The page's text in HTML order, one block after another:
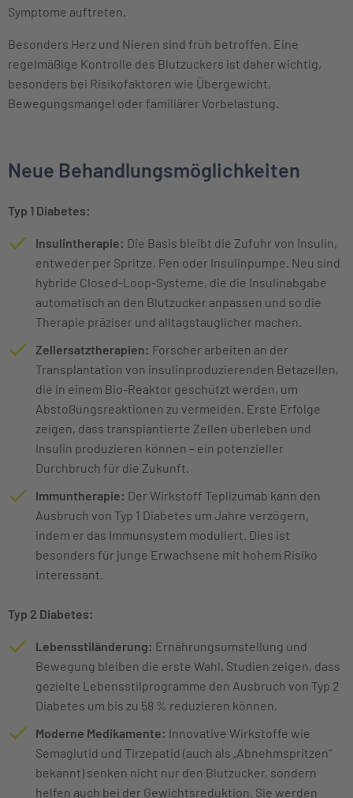
Symptome auftreten.
Besonders Herz und Nieren sind früh betroffen. Eine
regelmäßige Kontrolle des Blutzuckers ist daher wichtig,
besonders bei Risikofaktoren wie Übergewicht,
Bewegungsmangel oder familiärer Vorbelastung.
Neue Behandlungsmöglichkeiten
Typ 1 Diabetes:
Insulintherapie: Die Basis bleibt die Zufuhr von Insulin,
entweder per Spritze, Pen oder Insulinpumpe. Neu sind
hybride Closed-Loop-Systeme, die die Insulinabgabe
automatisch an den Blutzucker anpassen und so die
Therapie präziser und alltagstauglicher machen.
Zellersatztherapien: Forscher arbeiten an der
Transplantation von insulinproduzierenden Betazellen,
die in einem Bio-Reaktor geschützt werden, um
Abstoßungsreaktionen zu vermeiden. Erste Erfolge
zeigen, dass transplantierte Zellen überleben und
Insulin produzieren können – ein potenzieller
Durchbruch für die Zukunft.
Immuntherapie: Der Wirkstoff Teplizumab kann den
Ausbruch von Typ 1 Diabetes um Jahre verzögern,
indem er das Immunsystem moduliert. Dies ist
besonders für junge Erwachsene mit hohem Risiko
interessant.
Typ 2 Diabetes:
Lebensstiländerung: Ernährungsumstellung und
Bewegung bleiben die erste Wahl. Studien zeigen, dass
gezielte Lebensstilprogramme den Ausbruch von Typ 2
Diabetes um bis zu 58 % reduzieren können.
Moderne Medikamente: Innovative Wirkstoffe wie
Semaglutid und Tirzepatid (auch als „Abnehmspritzen“
bekannt) senken nicht nur den Blutzucker, sondern
helfen auch bei der Gewichtsreduktion. Sie werden